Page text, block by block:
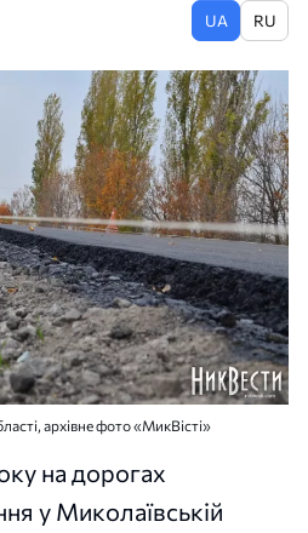
UA RU
архівне фото «МикВісті»
на дорогах
у Миколаївській